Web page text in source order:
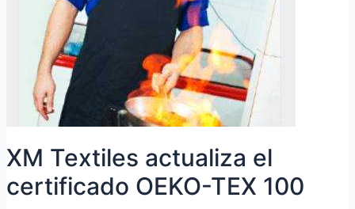
XM Textiles actualiza el
certificado OEKO-TEX 100